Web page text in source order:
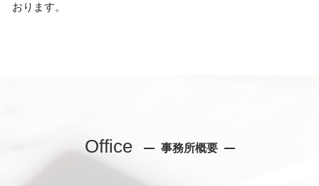
おります。
Office 事務所概要